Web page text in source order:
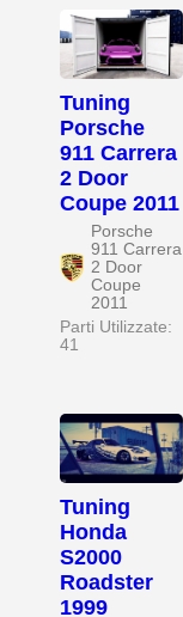
Tuning
Porsche
911 Carrera
2 Door
Coupe 2011
Porsche
911 Carrera
2 Door
Coupe
2011
Parti Utilizzate:
41
Tuning
Honda
S2000
Roadster
1999